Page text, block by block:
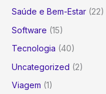
Saúde e Bem-Estar (22)
Software (15)
Tecnologia (40)
Uncategorized (2)
Viagem (1)